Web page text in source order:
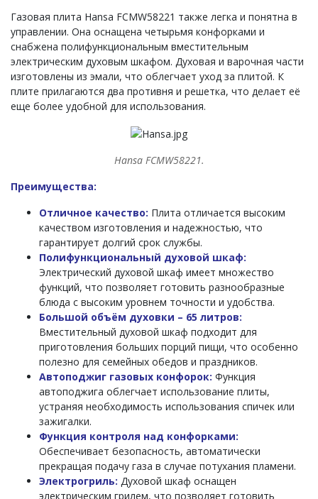
Газовая плита Hansa FCMW58221 также легка и понятна в
управлении. Она оснащена четырьмя конфорками и
снабжена полифункциональным вместительным
электрическим духовым шкафом. Духовая и варочная части
изготовлены из эмали, что облегчает уход за плитой. К
плите прилагаются два противня и решетка, что делает её
еще более удобной для использования.
Hansa FCMW58221.
Преимущества:
Отличное качество: Плита отличается высоким
качеством изготовления и надежностью, что
гарантирует долгий срок службы.
Полифункциональный духовой шкаф:
Электрический духовой шкаф имеет множество
функций, что позволяет готовить разнообразные
блюда с высоким уровнем точности и удобства.
Большой объём духовки – 65 литров:
Вместительный духовой шкаф подходит для
приготовления больших порций пищи, что особенно
полезно для семейных обедов и праздников.
Автоподжиг газовых конфорок: Функция
автоподжига облегчает использование плиты,
устраняя необходимость использования спичек или
зажигалки.
Функция контроля над конфорками:
Обеспечивает безопасность, автоматически
прекращая подачу газа в случае потухания пламени.
Электрогриль: Духовой шкаф оснащен
электрическим грилем, что позволяет готовить